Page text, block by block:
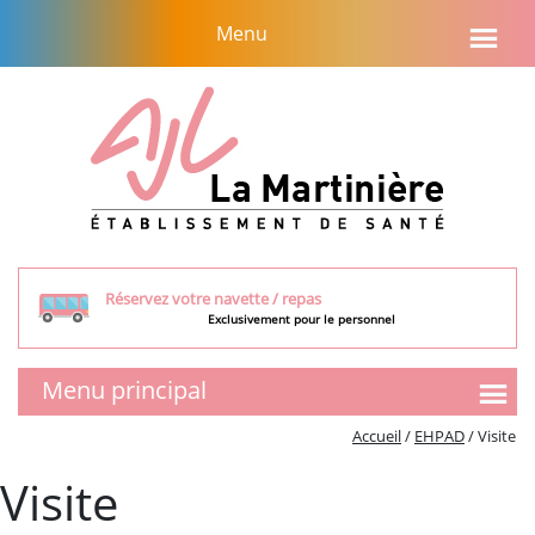
contenu
Menu
Réservez votre navette / repas
Exclusivement pour le personnel
Menu principal
Tarifs et aides financières
Visite
Accueil/ EHPAD/Visite
Visite